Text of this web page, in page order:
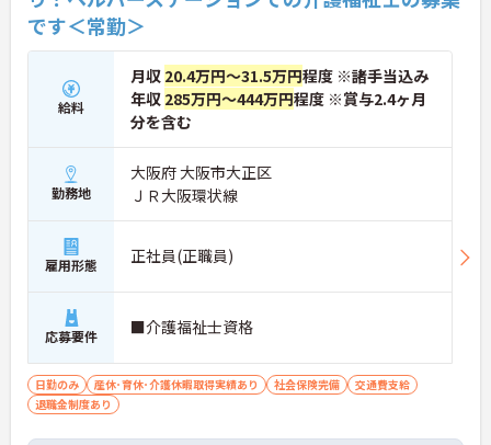
です＜常勤＞
給料
月収 20.4万円～31.5万円程度 ※諸手当込み
年収 285万円～444万円程度 ※賞与2.4ヶ月
分を含む
勤務地
大阪府 大阪市大正区
ＪＲ大阪環状線
雇用形態 正社員(正職員)
応募要件 ■介護福祉士資格
日勤のみ 産休･育休･介護休暇取得実績あり 社会保険完備
交通費支給
退職金制度あり